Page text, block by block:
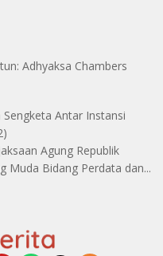
Adhyaksa Chambers
Antar Instansi
Agung Republik
Muda Bidang Perdata dan...